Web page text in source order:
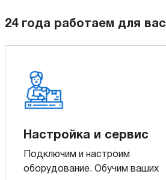
24 года работаем для вас
Настройка и сервис
Подключим и настроим
оборудование. Обучим ваших